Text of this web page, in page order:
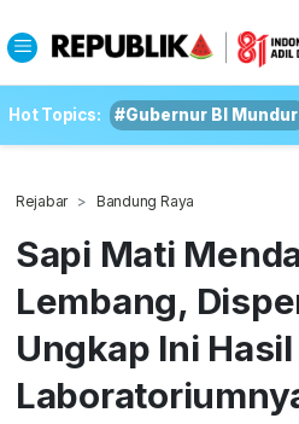
Hot Topics: #Gubernur BI Mundur
Rejabar Bandung Raya
Sapi Mati
Lembang,
Ungkap Ini Hasil